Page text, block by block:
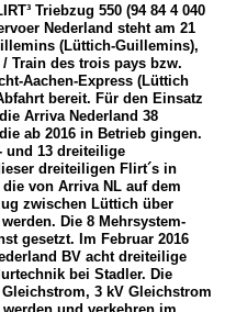
Triebzug 550 (94 84 4 040
Nederland steht am 21
(Lüttich-Guillemins),
Train des trois pays bzw.
Aachen-Express (Lüttich
bereit. Für den Einsatz
Arriva Nederland 38
ab 2016 in Betrieb gingen.
und 13 dreiteilige
dreiteiligen Flirt´s in
von Arriva NL auf dem
zwischen Lüttich über
Die 8 Mehrsystem-
gesetzt. Im Februar 2016
BV acht dreiteilige
bei Stadler. Die
3 kV Gleichstrom